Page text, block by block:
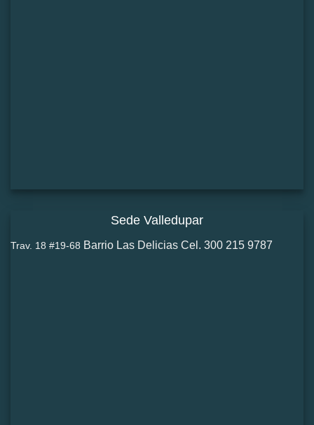
Sede Valledupar
Trav. 18 #19-68 Barrio Las Delicias Cel. 300 215 9787